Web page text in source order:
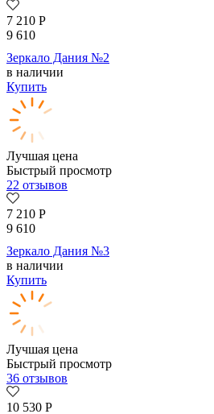
7 210 Р
9 610
Зеркало Дания №2
в наличии
Купить
Лучшая цена
Быстрый просмотр
22 отзывов
7 210 Р
9 610
Зеркало Дания №3
в наличии
Купить
Лучшая цена
Быстрый просмотр
36 отзывов
10 530 Р